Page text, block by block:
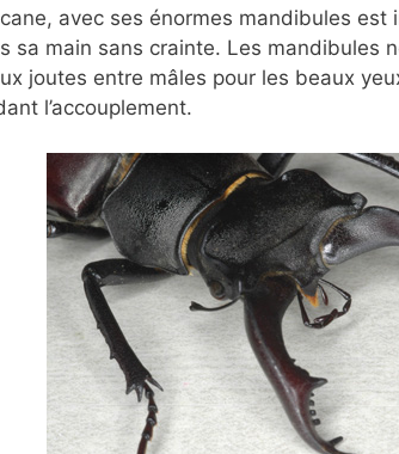
avec ses énormes mandibules est
sa main sans crainte. Les mandibules
joutes entre mâles pour les beaux
l’accouplement.